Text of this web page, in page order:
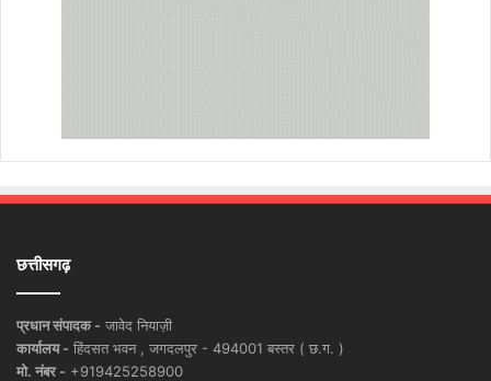
छत्तीसगढ़
प्रधान संपादक - जावेद नियाज़ी
कार्यालय - हिंदसत भवन , जगदलपुर - 494001 बस्तर ( छ.ग. )
मो. नंबर - +919425258900